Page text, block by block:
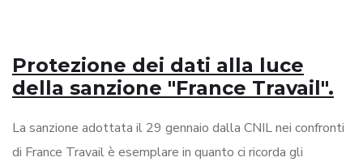
Protezione dei dati alla luce
della sanzione "France Travail".
La sanzione adottata il 29 gennaio dalla CNIL nei confronti
di France Travail è esemplare in quanto ci ricorda gli